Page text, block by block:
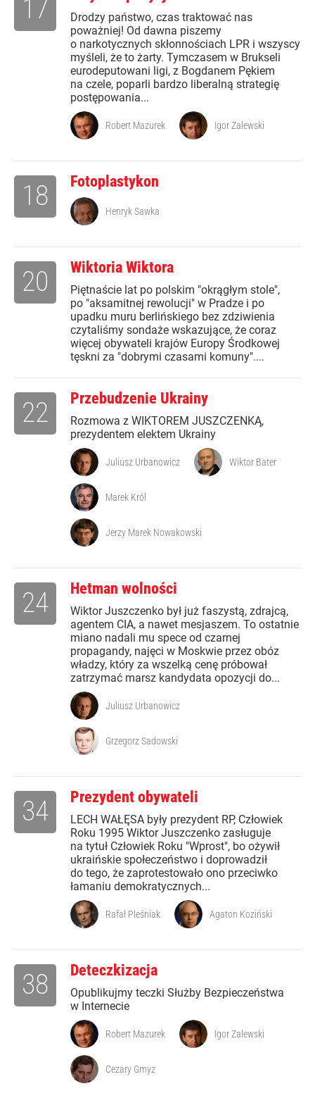
Drodzy państwo, czas traktować nas
poważniej! Od dawna piszemy
o narkotycznych skłonnościach LPR i wszyscy
myśleli, że to żarty. Tymczasem w Brukseli
eurodeputowani ligi, z Bogdanem Pękiem
na czele, poparli bardzo liberalną strategię
postępowania...
17
Robert Mazurek Igor Zalewski
Fotoplastykon
18 Henryk Sawka
Wiktoria Wiktora
Piętnaście lat po polskim "okrągłym stole",
po "aksamitnej rewolucji" w Pradze i po
upadku muru berlińskiego bez zdziwienia
czytaliśmy sondaże wskazujące, że coraz
więcej obywateli krajów Europy Środkowej
tęskni za "dobrymi czasami komuny"....
20
Przebudzenie Ukrainy
Rozmowa z WIKTOREM JUSZCZENKĄ,
prezydentem elektem Ukrainy
22
Juliusz Urbanowicz Wiktor Bater
Marek Król
Jerzy Marek Nowakowski
Hetman wolności
Wiktor Juszczenko był już faszystą, zdrajcą,
agentem CIA, a nawet mesjaszem. To ostatnie
miano nadali mu spece od czarnej
propagandy, najęci w Moskwie przez obóz
władzy, który za wszelką cenę próbował
zatrzymać marsz kandydata opozycji do...
24
Juliusz Urbanowicz
Grzegorz Sadowski
Prezydent obywateli
LECH WAŁĘSA były prezydent RP, Człowiek
Roku 1995 Wiktor Juszczenko zasługuje
na tytuł Człowiek Roku "Wprost", bo ożywił
ukraińskie społeczeństwo i doprowadził
do tego, że zaprotestowało ono przeciwko
łamaniu demokratycznych...
34
Rafał Pleśniak Agaton Koziński
Deteczkizacja
Opublikujmy teczki Służby Bezpieczeństwa
w Internecie
38
Robert Mazurek Igor Zalewski
Cezary Gmyz